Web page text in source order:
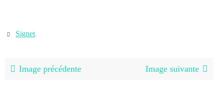
Signet.
Image précédente Image suivante